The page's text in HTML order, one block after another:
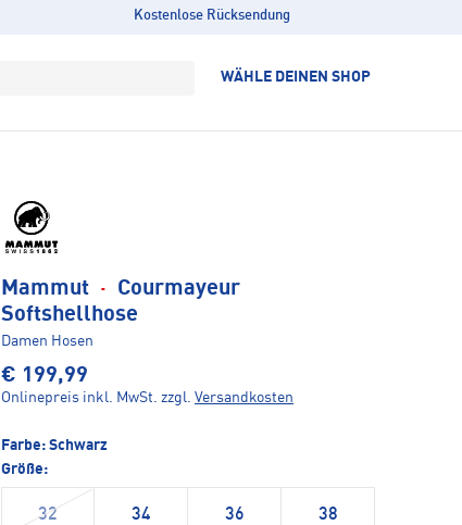
Kostenlose Rücksendung
WÄHLE DEINEN SHOP
Mammut · Courmayeur
Softshellhose
Damen Hosen
€ 199,99
Onlinepreis inkl. MwSt. zzgl. Versandkosten
Farbe: Schwarz
Größe:
32 34 36 38